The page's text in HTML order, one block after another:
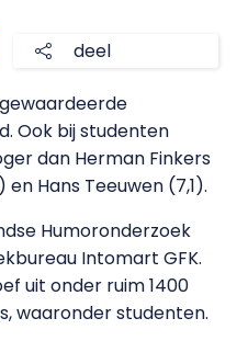
deel
Ook bij studenten
dan Herman Finkers
Hans Teeuwen (7,1).
Humoronderzoek
Intomart GFK.
uit onder ruim 1400
waaronder studenten.